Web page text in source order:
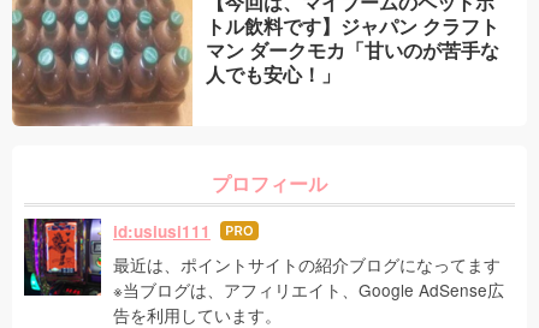
トル飲料です】ジャパン クラフト
マン ダークモカ「甘いのが苦手な
人でも安心！」
プロフィール
id:usiusi111 はて
なブ
ログ
Pro
最近は、ポイントサイトの紹介ブログになってます
※当ブログは、アフィリエイト、Google AdSense広
告を利用しています。